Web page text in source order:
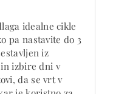
idealne cikle
pa nastavite do 3
iz
izbire dni v
da se vrt v